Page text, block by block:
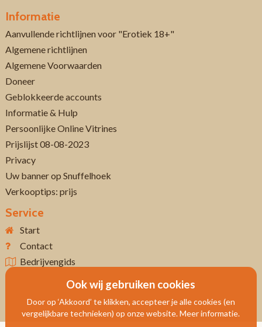
Informatie
Aanvullende richtlijnen voor "Erotiek 18+"
Algemene richtlijnen
Algemene Voorwaarden
Doneer
Geblokkeerde accounts
Informatie & Hulp
Persoonlijke Online Vitrines
Prijslijst 08-08-2023
Privacy
Uw banner op Snuffelhoek
Verkooptips: prijs
Service
Start
Contact
Bedrijvengids
Ook wij gebruiken cookies
Door op ‘Akkoord’ te klikken, accepteer je alle cookies (en
vergelijkbare technieken) op onze website. Meer informatie.